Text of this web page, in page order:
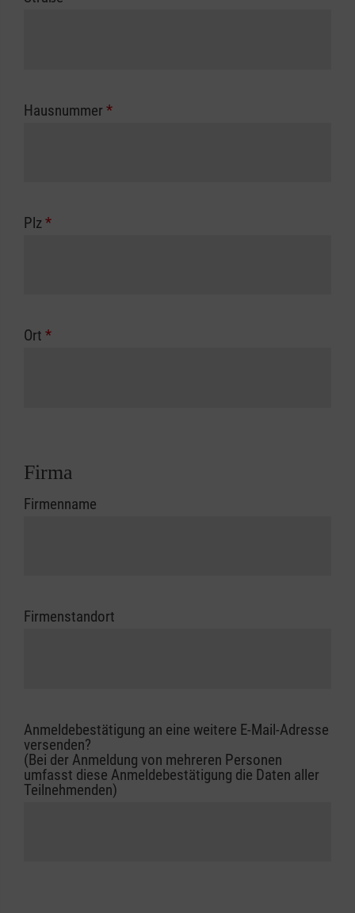
Hausnummer *
Plz*
Ort *
Firma
Firmenname
Firmenstandort
Anmeldebestätigung an eine weitere E-Mail-Adresse
versenden?
(Bei der Anmeldung von mehreren Personen
umfasst diese Anmeldebestätigung die Daten aller
Teilnehmenden)